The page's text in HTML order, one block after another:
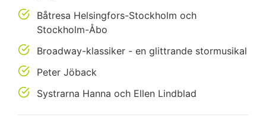
Båtresa Helsingfors-Stockholm och
Stockholm-Åbo
Broadway-klassiker - en glittrande stormusikal
Peter Jöback
Systrarna Hanna och Ellen Lindblad